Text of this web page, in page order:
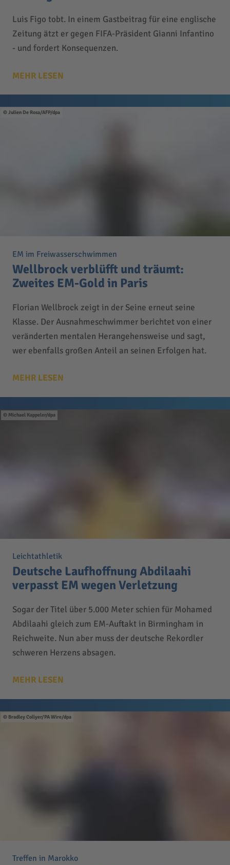
Luis Figo tobt. In einem Gastbeitrag für eine englische
Zeitung ätzt er gegen FIFA-Präsident Gianni Infantino
- und fordert Konsequenzen.
MEHR LESEN
Julien De Rosa/AFP/dpa
EM im Freiwasserschwimmen
Wellbrock verblüfft und träumt:
Zweites EM-Gold in Paris
Florian Wellbrock zeigt in der Seine erneut seine
Klasse. Der Ausnahmeschwimmer berichtet von einer
veränderten mentalen Herangehensweise und sagt,
wer ebenfalls großen Anteil an seinen Erfolgen hat.
MEHR LESEN
Michael Kappeler/dpa
Leichtathletik
Deutsche Laufhoffnung Abdilaahi
verpasst EM wegen Verletzung
Sogar der Titel über 5.000 Meter schien für Mohamed
Abdilaahi gleich zum EM-Auftakt in Birmingham in
Reichweite. Nun aber muss der deutsche Rekordler
schweren Herzens absagen.
MEHR LESEN
Bradley Collyer/PA Wire/dpa
Treffen in Marokko